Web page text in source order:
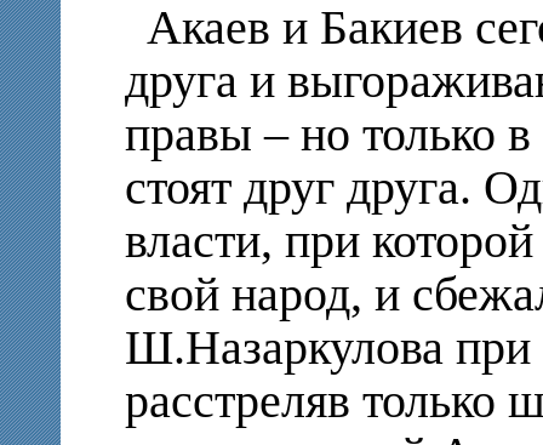
Акаев и Бакиев
друга и
правы – но только
стоят друг друга.
власти, при
свой народ, и
Ш.Назаркулова при
расстреляв только